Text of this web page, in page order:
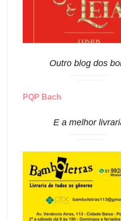
Outro blog dos
PQP Bach
E a melhor